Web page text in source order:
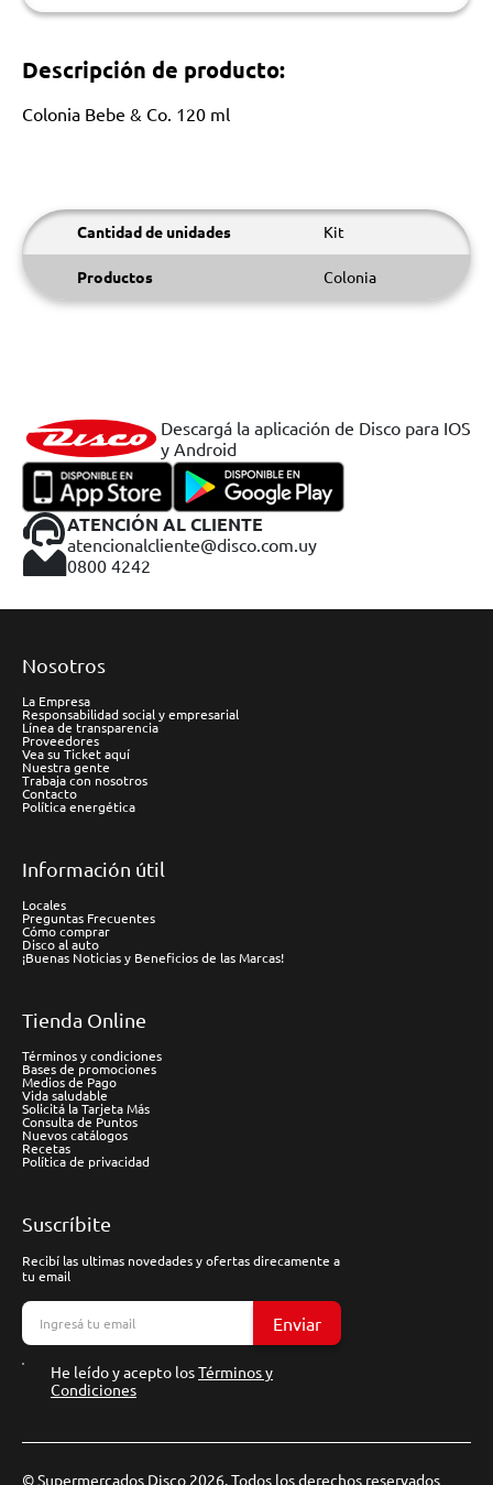
Descripción de producto:
Colonia Bebe & Co. 120 ml
Cantidad de unidades Kit
Productos Colonia
Descargá la aplicación de Disco para IOS
y Android
ATENCIÓN AL CLIENTE
atencionalcliente@disco.com.uy
0800 4242
Nosotros
La Empresa
Responsabilidad social y empresarial
Línea de transparencia
Proveedores
Vea su Ticket aquí
Nuestra gente
Trabaja con nosotros
Contacto
Política energética
Información útil
Locales
Preguntas Frecuentes
Cómo comprar
Disco al auto
¡Buenas Noticias y Beneficios de las Marcas!
Tienda Online
Términos y condiciones
Bases de promociones
Medios de Pago
Vida saludable
Solicitá la Tarjeta Más
Consulta de Puntos
Nuevos catálogos
Recetas
Política de privacidad
Suscríbite
Recibí las ultimas novedades y ofertas direcamente a
tu email
Enviar
He leído y acepto losTérminos y
Condiciones
© Supermercados Disco 2026. Todos los derechos reservados